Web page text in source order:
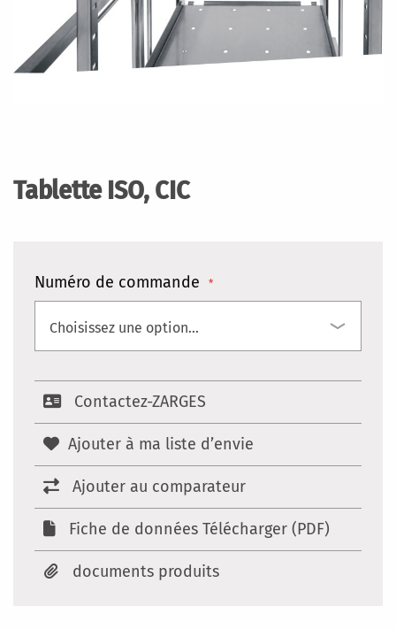
Tablette ISO, CIC
Numéro de commande
Contactez-ZARGES
Ajouter à ma liste d’envie
Ajouter au comparateur
Fiche de données Télécharger (PDF)
documents produits
beginning
gallery